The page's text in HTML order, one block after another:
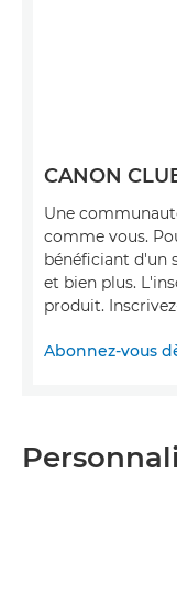
CANON
Une
comme vous.
bénéficiant d'un
et bien plus.
produit.
Abonnez-vous